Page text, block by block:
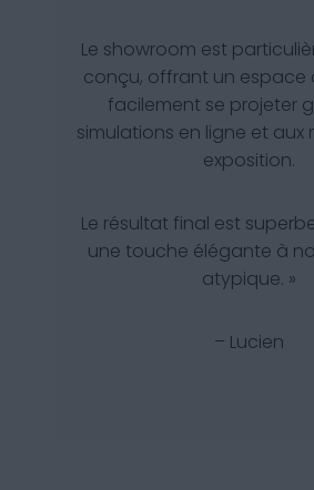
Le showroom est
conçu, offrant un espace
facilement se projeter
simulations en ligne et aux
exposition.
Le résultat final est
une touche élégante à
atypique. »
– Lucien